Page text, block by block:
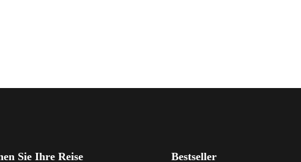
Sie Ihre Reise Bestseller